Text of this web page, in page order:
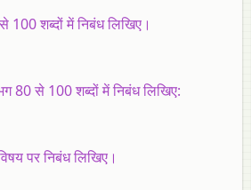
100 शब्दों में निबंध लिखिए।
80 से 100 शब्दों में निबंध लिखिए:
पर निबंध लिखिए।